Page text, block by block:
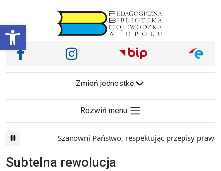
Otwórz pasek narzędzi
Main Navigation
Nasze media społecznościowe i inne
Facebook Instagram
Zmień jednostkę
Rozwiń menu
Szanowni Państwo, respektując przepisy prawa i
Subtelna rewolucja